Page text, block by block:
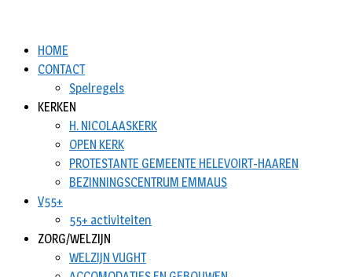
HOME
CONTACT
Spelregels
KERKEN
H. NICOLAASKERK
OPEN KERK
PROTESTANTE GEMEENTE HELEVOIRT-HAAREN
BEZINNINGSCENTRUM EMMAUS
V55+
55+ activiteiten
ZORG/WELZIJN
WELZIJN VUGHT